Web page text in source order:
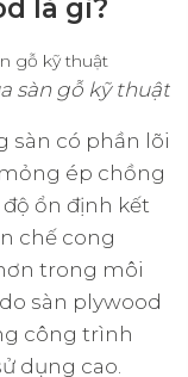
là gì?
sàn gỗ kỹ thuật
sàn có phần lõi
ép chồng
ổn định kết
chế cong
trong môi
sàn plywood
công trình
dụng cao.